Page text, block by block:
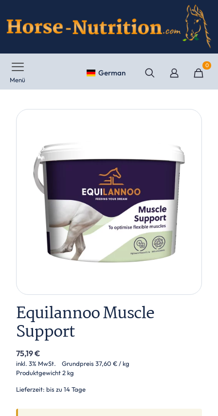
Menü
German
0
Equilannoo Muscle
Support
75,19€
inkl. 3% MwSt. Grundpreis 37,60 €/ kg
Produktgewicht2 kg
Lieferzeit: bis zu 14 Tage